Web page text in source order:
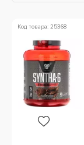
Код товара: 25368